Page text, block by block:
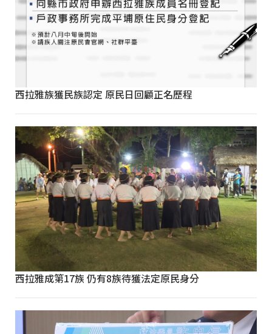
西拉雅族獲民族認定 原民日回顧正名歷程
西拉雅成第17族 仍有8族待獲法定原民身分